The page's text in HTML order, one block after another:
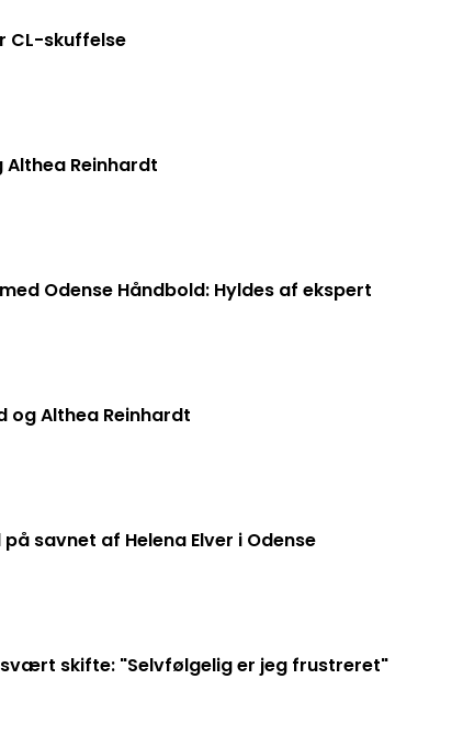
CL-skuffelse
Reinhardt
Odense Håndbold: Hyldes af ekspert
og Althea Reinhardt
savnet af Helena Elver i Odense
svært skifte: "Selvfølgelig er jeg frustreret"